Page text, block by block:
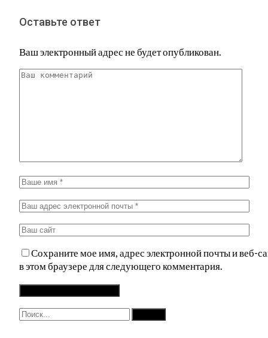
Оставьте ответ
Ваш электронный адрес не будет опубликован.
Сохраните мое имя, адрес электронной почты и веб-
в этом браузере для следующего комментария.